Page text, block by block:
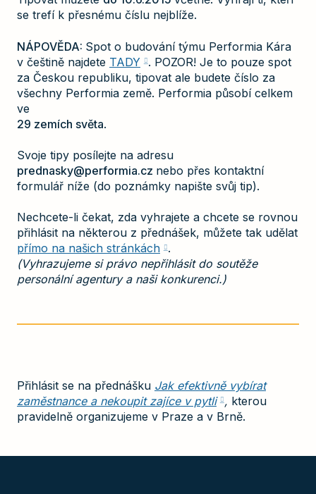
se trefí k přesnému číslu nejblíže.
NÁPOVĚDA: Spot o budování týmu Performia Kára
v češtině najdete TADY . POZOR! Je to pouze spot
za Českou republiku, tipovat ale budete číslo za
všechny Performia země. Performia působí celkem
ve
29 zemích světa.
Svoje tipy posílejte na adresu
prednasky@performia.cz nebo přes kontaktní
formulář níže (do poznámky napište svůj tip).
Nechcete-li čekat, zda vyhrajete a chcete se rovnou
přihlásit na některou z přednášek, můžete tak udělat
přímo na našich stránkách .
(Vyhrazujeme si právo nepřihlásit do soutěže
personální agentury a naši konkurenci.)
Přihlásit se na přednášku Jak efektivně vybírat
zaměstnance a nekoupit zajíce v pytli , kterou
pravidelně organizujeme v Praze a v Brně.